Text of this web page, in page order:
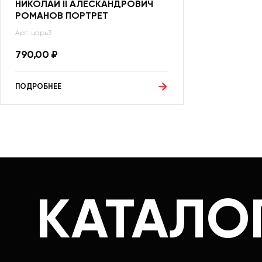
НИКОЛАЙ II АЛЕСКАНДРОВИЧ
РОМАНОВ ПОРТРЕТ
Арт: царь3
790,00 ₽
ПОДРОБНЕЕ